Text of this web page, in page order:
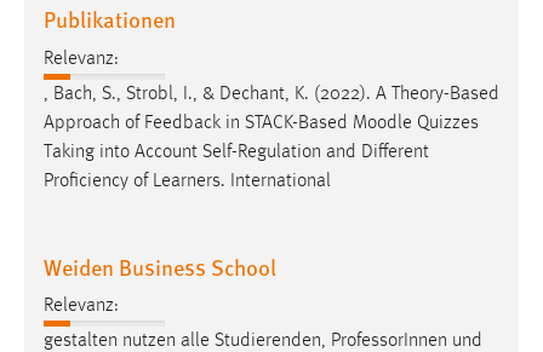
Publikationen
Relevanz:
, Bach, S., Strobl, I., & Dechant, K. (2022). A Theory-Based
Approach of Feedback in STACK-Based Moodle Quizzes
Taking into Account Self-Regulation and Different
Proficiency of Learners. International
Weiden Business School
Relevanz:
gestalten nutzen alle Studierenden, ProfessorInnen und
Marketing Cookies werden von Drittanbietern
Sie tun dies, indem sie Besucher über Websites
hinweg verfolgen.
Google Ads
Anbieter:
Google Ireland Limited